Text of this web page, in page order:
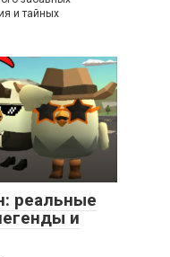
и тайных
реальные
и